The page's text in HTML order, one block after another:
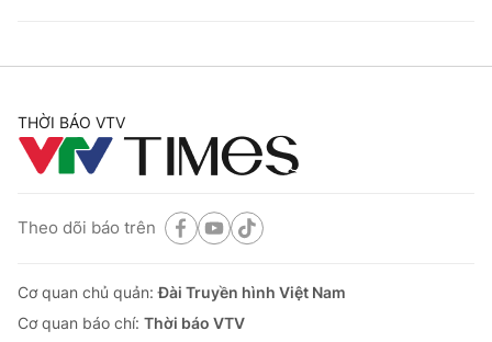
THỜI BÁO VTV
Theo dõi báo trên
Cơ quan chủ quản:Đài Truyền hình Việt Nam
Cơ quan báo chí: Thời báo VTV